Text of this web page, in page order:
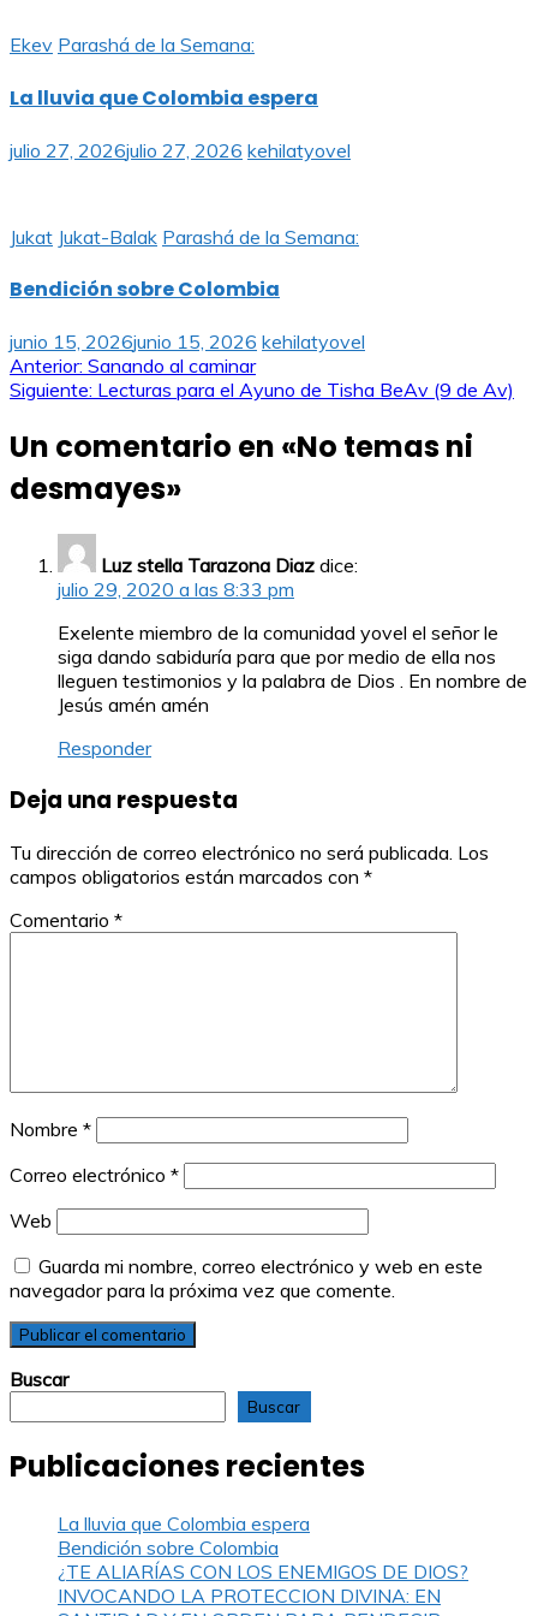
Ekev Parashá de la Semana:
La lluvia que Colombia espera
julio 27, 2026julio 27, 2026 kehilatyovel
Jukat Jukat-Balak Parashá de la Semana:
Bendición sobre Colombia
junio 15, 2026junio 15, 2026 kehilatyovel
Navegación
entradas
Anterior: Sanando al caminar
Siguiente: Lecturas para el Ayuno de Tisha BeAv (9 de Av)
Un comentario en «No temas ni
desmayes»
Luz stella Tarazona Diaz dice:
julio 29, 2020 a las 8:33 pm
Exelente miembro de la comunidad yovel el señor le
siga dando sabiduría para que por medio de ella nos
lleguen testimonios y la palabra de Dios . En nombre de
Jesús amén amén
Responder
Deja una respuesta
Tu dirección de correo electrónico no será publicada. Los
campos obligatorios están marcados con *
Comentario *
Nombre *
Correo electrónico *
Web
Guarda mi nombre, correo electrónico y web en este
navegador para la próxima vez que comente.
Buscar
Buscar
Publicaciones recientes
La lluvia que Colombia espera
Bendición sobre Colombia
¿TE ALIARÍAS CON LOS ENEMIGOS DE DIOS?
INVOCANDO LA PROTECCION DIVINA: EN